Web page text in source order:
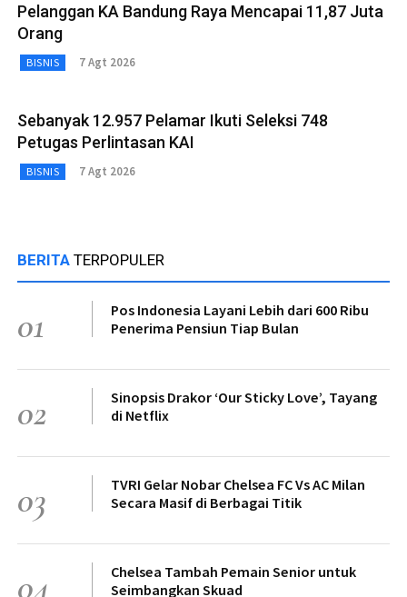
Pelanggan KA Bandung Raya Mencapai 11,87 Juta
Orang
BISNIS 7 Agt 2026
Sebanyak 12.957 Pelamar Ikuti Seleksi 748
Petugas Perlintasan KAI
BISNIS 7 Agt 2026
BERITA TERPOPULER
01
Pos Indonesia Layani Lebih dari 600 Ribu
Penerima Pensiun Tiap Bulan
02
Sinopsis Drakor ‘Our Sticky Love’, Tayang
di Netflix
03
TVRI Gelar Nobar Chelsea FC Vs AC Milan
Secara Masif di Berbagai Titik
04
Chelsea Tambah Pemain Senior untuk
Seimbangkan Skuad